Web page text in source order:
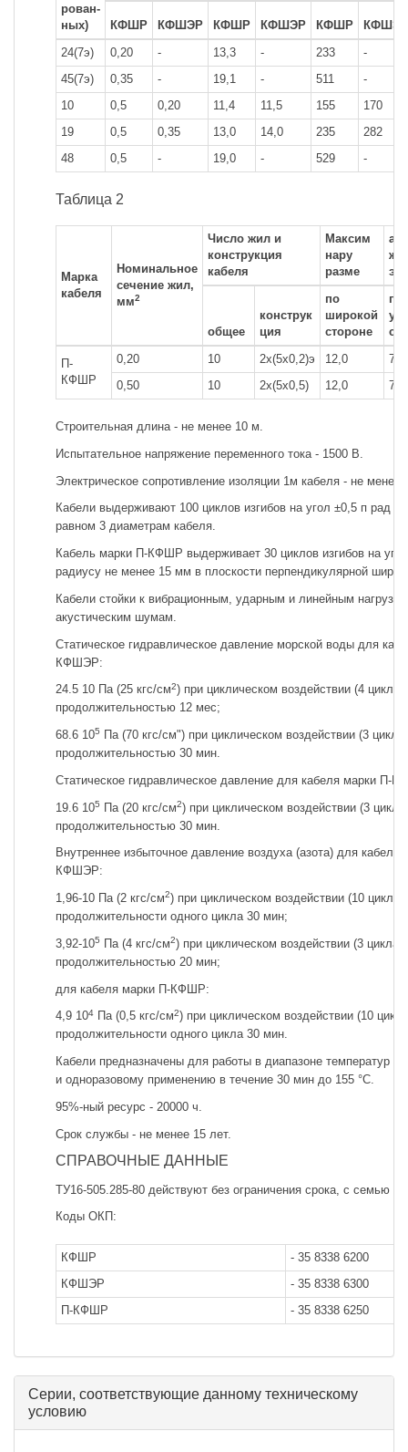
рован-
ных)
КФШР КФШЭР КФШР КФШЭР КФШР
КФШЭР
24(7э)
0,20 - 13,3 - 233
-
45(7э)
0,35 - 19,1 - 511
-
10
0,5 0,20 11,4 11,5 155
170
19
0,5 0,35 13,0 14,0 235
282
48
0,5 - 19,0 - 529 -
Таблица 2
Марка
кабеля
Номинальное
сечение жил,
мм2
Число жил и
конструкция
кабеля
Максим
нару
разме
общее
конструк
ция
по
широкой
стороне
по
П-
КФШР
0,20 10 2х(5х0,2)э 12,0
7,5
0,50
10 2х(5х0,5) 12,0 7,5
Строительная длина - не менее 10 м.
Испытательное напряжение переменного тока - 1500 В.
Электрическое сопротивление изоляции 1м кабеля - не менее
Кабели выдерживают 100 циклов изгибов на угол ±0,5 п рад
равном 3 диаметрам кабеля.
Кабель марки П-КФШР выдерживает 30 циклов изгибов на
радиусу не менее 15 мм в плоскости перпендикулярной
Кабели стойки к вибрационным, ударным и линейным
акустическим шумам.
Статическое гидравлическое давление морской воды для
КФШЭР:
24.5 10 Па (25 кгс/см2) при циклическом воздействии (4
продолжительностью 12 мес;
68.6 105
Па (70 кгс/см") при циклическом воздействии (3
продолжительностью 30 мин.
Статическое гидравлическое давление для кабеля марки П-
19.6 105 Па (20 кгс/см2) при циклическом воздействии (3
продолжительностью 30 мин.
Внутреннее избыточное давление воздуха (азота) для
КФШЭР:
1,96-10 Па (2 кгс/см2) при циклическом воздействии (10
продолжительности одного цикла 30 мин;
3,92-105 Па (4 кгс/см2) при циклическом воздействии (3
продолжительностью 20 мин;
для кабеля марки П-КФШР:
4,9 104 Па (0,5 кгс/см2) при циклическом воздействии (10
продолжительности одного цикла 30 мин.
Кабели предназначены для работы в диапазоне температур
и одноразовому применению в течение 30 мин до 155 °С.
95%-ный ресурс - 20000 ч.
Срок службы - не менее 15 лет.
СПРАВОЧНЫЕ ДАННЫЕ
ТУ16-505.285-80 действуют без ограничения срока, с семью
Коды ОКП:
КФШР
- 35 8338 6200
КФШЭР
- 35 8338 6300
П-КФШР
- 35 8338 6250
Серии, соответствующие данному техническому
условию